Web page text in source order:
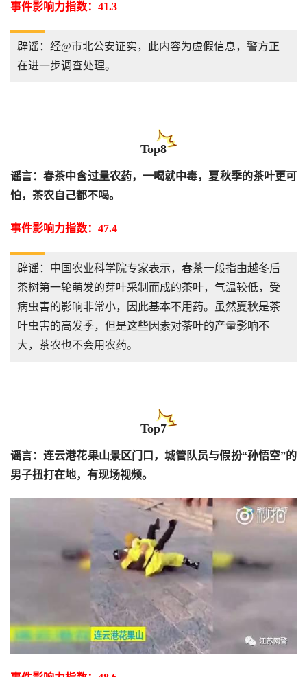
事件影响力指数：41.3
辟谣：经@市北公安证实，此内容为虚假信息，警方正
在进一步调查处理。
Top8
谣言：春茶中含过量农药，一喝就中毒，夏秋季的茶叶更可
怕，茶农自己都不喝。
事件影响力指数：47.4
辟谣：中国农业科学院专家表示，春茶一般指由越冬后
茶树第一轮萌发的芽叶采制而成的茶叶，气温较低，受
病虫害的影响非常小，因此基本不用药。虽然夏秋是茶
叶虫害的高发季，但是这些因素对茶叶的产量影响不
大，茶农也不会用农药。
Top7
谣言：连云港花果山景区门口，城管队员与假扮“孙悟空”的
男子扭打在地，有现场视频。